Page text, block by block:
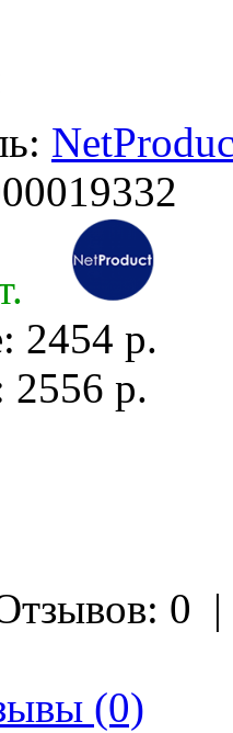
2454 р.
2556 р.
0
(0)